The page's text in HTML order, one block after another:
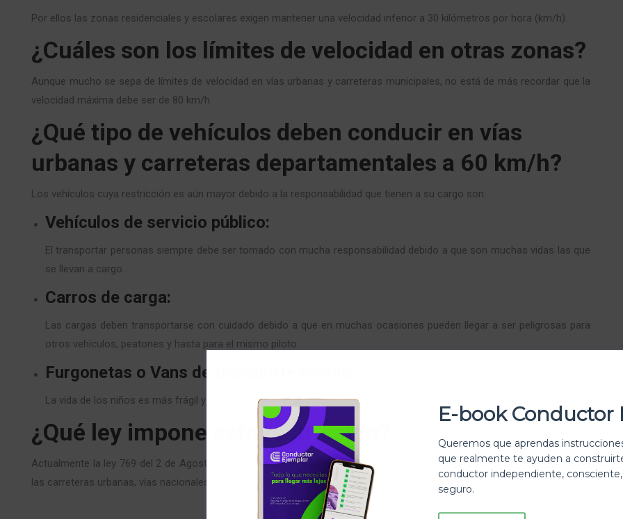
Por ellos las zonas residenciales y escolares exigen mantener una velocidad inferior a 30 kilómetros por hora (km/h).
¿Cuáles son los límites de velocidad en otras zonas?
Aunque mucho se sepa de límites de velocidad en vías urbanas y carreteras municipales, no está de más recordar que la
velocidad máxima debe ser de 80 km/h.
¿Qué tipo de vehículos deben conducir en vías
urbanas y carreteras departamentales a 60 km/h?
Los vehículos cuya restricción es aún mayor debido a la responsabilidad que tienen a su cargo son:
Vehículos de servicio público:
El transportar personas siempre debe ser tomado con mucha responsabilidad debido a que son muchas vidas las que
se llevan a cargo.
Carros de carga:
Las cargas deben transportarse con cuidado debido a que en muchas ocasiones pueden llegar a ser peligrosas para
otros vehículos, peatones y hasta para el mismo piloto.
Furgonetas o Vans de transporte escolar:
La vida de los niños es más frágil y por ello los esfuerzos para evitar accidentes deben ser aún más estrictos.
¿Qué ley impone está restricción?
Actualmente la ley 769 del 2 de Agosto de 2008 es la que rige los límites de velocidad que pueden tener los vehículos en
las carreteras urbanas, vías nacionales y departamentales, y también las zonas residenciales y escolares.
E-book Conductor
Queremos que aprendas
que realmente te ayuden a
conductor independiente,
seguro.